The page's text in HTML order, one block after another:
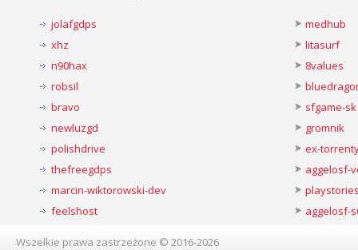
jolafgdps
xhz
n90hax
robsil
bravo
newluzgd
polishdrive
thefreegdps
marcin-wiktorowski-dev
feelshost
medhub
litasurf
8values
sfgame-sk
gromnik
ex-
aggelosf-
aggelosf-
Wszelkie prawa zastrzeżone © 2016-2026